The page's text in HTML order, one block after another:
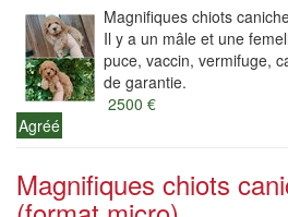
Magnifiques chiots
Il y a un mâle et une
puce, vaccin, vermifuge,
de garantie.
2500 €
Agréé
Magnifiques chiots